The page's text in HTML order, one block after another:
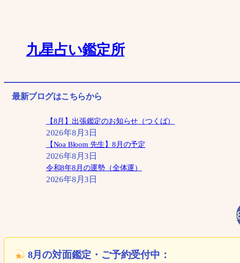
ッ
プ
九星占い鑑定所
最新ブログはこちらから
【8月】出張鑑定のお知らせ（つくば）
2026年8月3日
【Noa Bloom 先生】8月の予定
2026年8月3日
令和8年8月の運勢（全体運）
2026年8月3日
8月の対面鑑定・ご予約受付中：